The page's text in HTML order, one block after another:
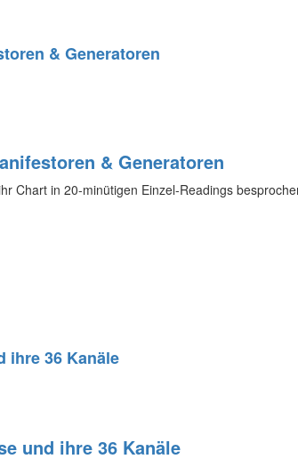
& Generatoren
& Generatoren
Chart in 20-minütigen Einzel-Readings
ihre 36 Kanäle
und ihre 36 Kanäle